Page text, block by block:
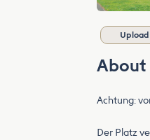
Upload
About
Achtung:
Der Platz